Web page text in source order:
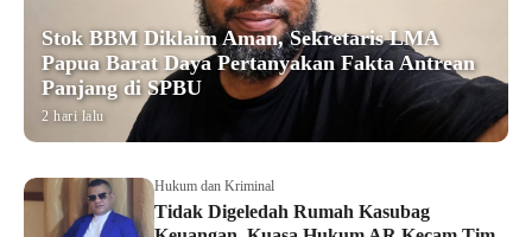
Stok BBM Diklaim Aman, Sekretaris LMA
Papua Barat Daya Pertanyakan Fakta Antrean
Panjang di SPBU
2 hari lalu
Hukum dan Kriminal
Tidak Digeledah Rumah Kasubag